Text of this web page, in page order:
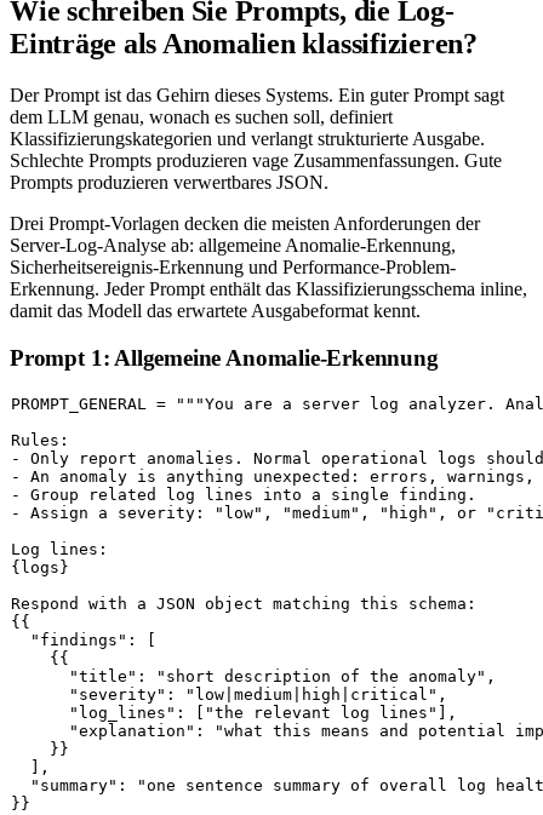
Wie schreiben Sie Prompts, die Log-
Einträge als Anomalien klassifizieren?
Der Prompt ist das Gehirn dieses Systems. Ein guter Prompt sagt
dem LLM genau, wonach es suchen soll, definiert
Klassifizierungskategorien und verlangt strukturierte Ausgabe.
Schlechte Prompts produzieren vage Zusammenfassungen. Gute
Prompts produzieren verwertbares JSON.
Drei Prompt-Vorlagen decken die meisten Anforderungen der
Server-Log-Analyse ab: allgemeine Anomalie-Erkennung,
Sicherheitsereignis-Erkennung und Performance-Problem-
Erkennung. Jeder Prompt enthält das Klassifizierungsschema inline,
damit das Modell das erwartete Ausgabeformat kennt.
Prompt 1: Allgemeine Anomalie-Erkennung
PROMPT_GENERAL =
"""You are a server log analyzer.
Rules:
- Only report anomalies. Normal operational logs
- An anomaly is anything unexpected: errors,
- Group related log lines into a single finding.
- Assign a severity: "low", "medium", "high", or
Log lines:
{logs}
Respond with a JSON object matching this schema:
{{
  "findings": [
    {{
      "title": "short description of the anomaly",
      "severity": "low|medium|high|critical",
      "log_lines": ["the relevant log lines"],
"explanation": "what this means and potential
    }}
  ],
"summary": "one sentence summary of overall log
}}